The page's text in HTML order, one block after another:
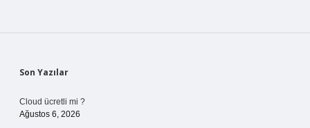
Sidebar
Son Yazılar
Cloud ücretli mi ?
Ağustos 6, 2026